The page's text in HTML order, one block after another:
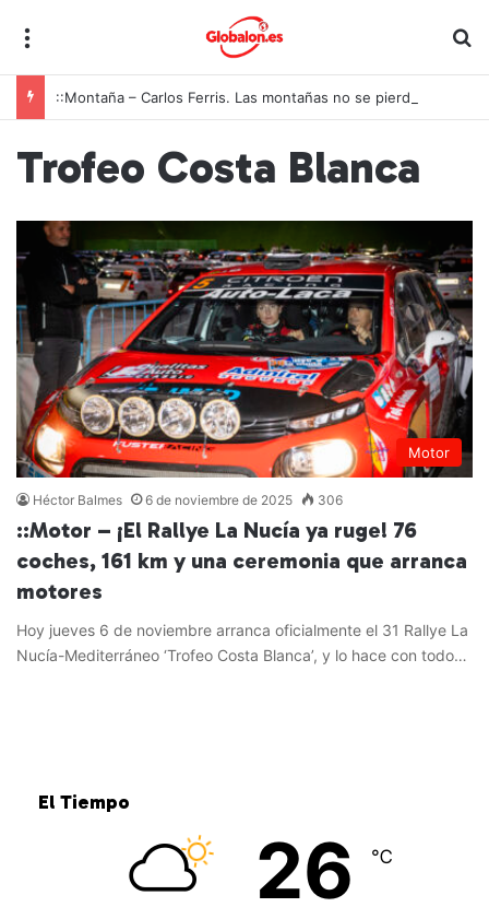
Trofeo Costa Blanca
Motor
Héctor Balmes 6 de noviembre de 2025 306
::Motor – ¡El Rallye La Nucía ya ruge! 76
coches, 161 km y una ceremonia que arranca
motores
Hoy jueves 6 de noviembre arranca oficialmente el 31 Rallye La
Nucía-Mediterráneo ‘Trofeo Costa Blanca’, y lo hace con todo…
El Tiempo
26 ℃